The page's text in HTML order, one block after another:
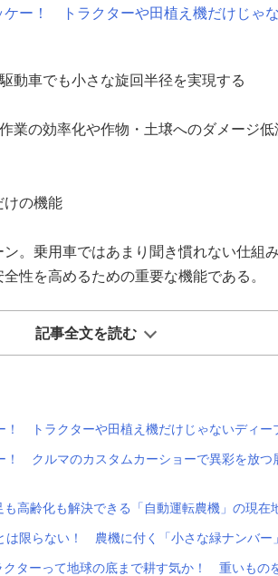
ケー！ トラクターや田植え機だけじゃ
動車でも小さな旋回半径を実現する
業の効率化や作物・土壌へのダメージ低
けの機能
。乗用車ではあまり聞き慣れない仕組
性を高めるための重要な機能である。
記事全文を読む
！ トラクターや田植え機だけじゃないディー
クルマのカスタムカーショーで異彩を放つ
高齢化も解決できる「自動運転農機」の現在
は限らない！ 農機に付く「小さな緑ナンバー
クターって地球の底まで耕す気か！ 重いもの